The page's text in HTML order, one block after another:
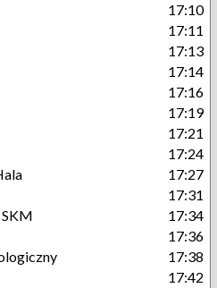
17:10
17:11
17:13
17:14
17:16
17:19
17:21
17:24
17:27
17:31
17:34
17:36
17:38
17:42